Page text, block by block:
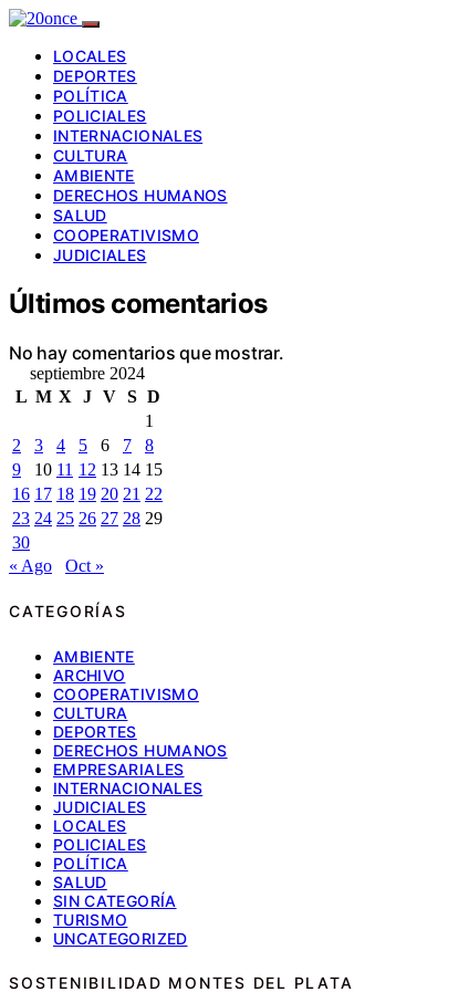
LOCALES
DEPORTES
POLÍTICA
POLICIALES
INTERNACIONALES
CULTURA
AMBIENTE
DERECHOS HUMANOS
SALUD
COOPERATIVISMO
JUDICIALES
Últimos comentarios
No hay comentarios que mostrar.
septiembre 2024
L M X J V S D
1
2
3 4 5 6 7
8
9
10 11 12 13 14 15
16 17 18 19 20 21 22
23 24 25 26 27 28 29
30
« Ago
Oct »
CATEGORÍAS
AMBIENTE
ARCHIVO
COOPERATIVISMO
CULTURA
DEPORTES
DERECHOS HUMANOS
EMPRESARIALES
INTERNACIONALES
JUDICIALES
LOCALES
POLICIALES
POLÍTICA
SALUD
SIN CATEGORÍA
TURISMO
UNCATEGORIZED
SOSTENIBILIDAD MONTES DEL PLATA